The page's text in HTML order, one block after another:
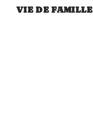
VIE DE FAMILLE